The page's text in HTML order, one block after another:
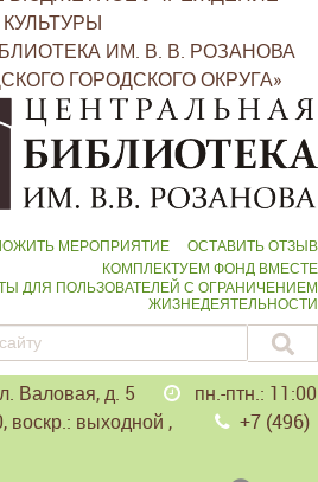
КУЛЬТУРЫ
ИМ. В. В. РОЗАНОВА
ГОРОДСКОГО ОКРУГА»
МЕРОПРИЯТИЕ
ОСТАВИТЬ ОТЗЫВ
КОМПЛЕКТУЕМ ФОНД ВМЕСТЕ
ДЛЯ ПОЛЬЗОВАТЕЛЕЙ С ОГРАНИЧЕНИЕМ
ЖИЗНЕДЕЯТЕЛЬНОСТИ
Валовая, д. 5
пн.-птн.: 11:00
воскр.: выходной ,
+7 (496)